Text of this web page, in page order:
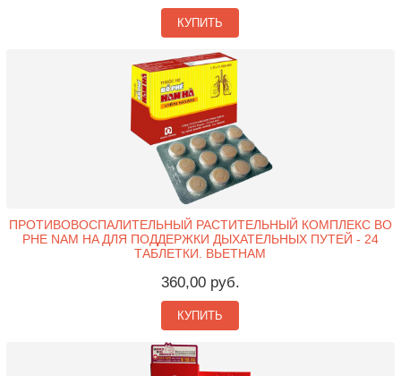
КУПИТЬ
ПРОТИВОВОСПАЛИТЕЛЬНЫЙ РАСТИТЕЛЬНЫЙ КОМПЛЕКС BO
PHE NAM HA ДЛЯ ПОДДЕРЖКИ ДЫХАТЕЛЬНЫХ ПУТЕЙ - 24
ТАБЛЕТКИ. ВЬЕТНАМ
360,00 руб.
КУПИТЬ